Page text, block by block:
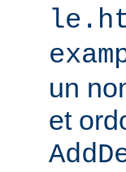
un
et